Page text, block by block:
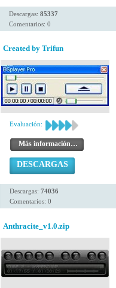
Descargas: 85337
Comentarios: 0
Created by Trifun
Evaluación:
Más información…
DESCARGAS
Descargas: 74036
Comentarios: 0
Anthracite_v1.0.zip